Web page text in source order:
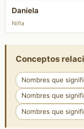
Daniela
Niña
Conceptos
Nombres que
Nombres que
Nombres que